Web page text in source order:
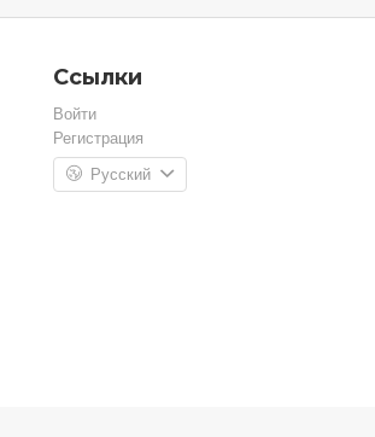
Ссылки
Войти
Регистрация
Русский